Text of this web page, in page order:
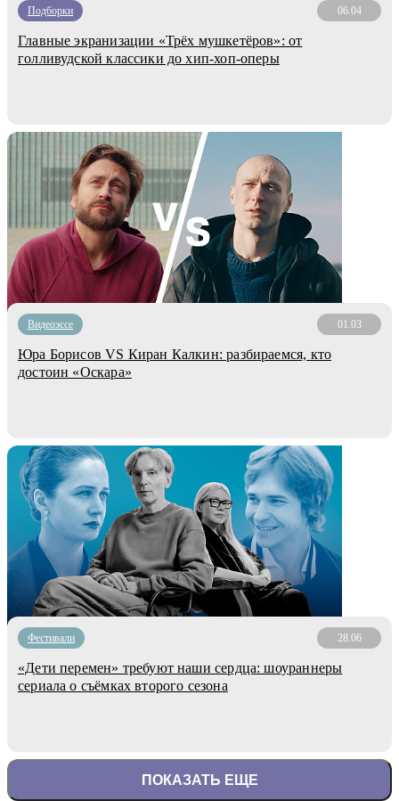
Подборки 06.04
Главные экранизации «Трёх мушкетёров»: от
голливудской классики до хип-хоп-оперы
Видеоэссе 01.03
Юра Борисов VS Киран Калкин: разбираемся, кто
достоин «Оскара»
Фестивали 28.06
«Дети перемен» требуют наши сердца: шоураннеры
сериала о съёмках второго сезона
ПОКАЗАТЬ ЕЩЕ